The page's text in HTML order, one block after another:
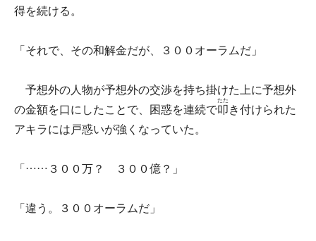
得を続ける。
「それで、その和解金だが、３００オーラムだ」
予想外の人物が予想外の交渉を持ち掛けた上に予想外
の金額を口にしたことで、困惑を連続で叩
たた
き付けられた
アキラには戸惑いが強くなっていた。
「……３００万？ ３００億？」
「違う。３００オーラムだ」